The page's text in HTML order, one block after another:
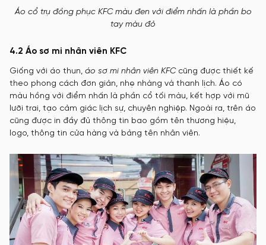
Áo cổ trụ đồng phục KFC màu đen với điểm nhấn là phần bo
tay màu đỏ
4.2 Áo sơ mi nhân viên KFC
Giống với áo thun, áo sơ mi nhân viên KFC cũng được thiết kế
theo phong cách đơn giản, nhẹ nhàng và thanh lịch. Áo có
màu hồng với điểm nhấn là phần cổ tối màu, kết hợp với mũ
lưỡi trai, tạo cảm giác lịch sự, chuyên nghiệp. Ngoài ra, trên áo
cũng được in đầy đủ thông tin bao gồm tên thương hiệu,
logo, thông tin cửa hàng và bảng tên nhân viên.